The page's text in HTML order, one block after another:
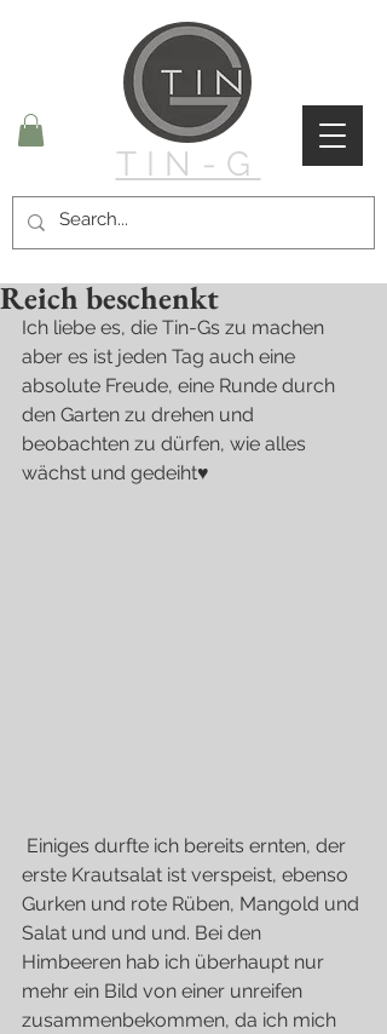
TIN-G
Reich beschenkt
Ich liebe es, die Tin-Gs zu machen
aber es ist jeden Tag auch eine
absolute Freude, eine Runde durch
den Garten zu drehen und
beobachten zu dürfen, wie alles
wächst und gedeiht♥
erste Krautsalat ist verspeist, ebenso
Gurken und rote Rüben, Mangold und
Salat und und und. Bei den
Himbeeren hab ich überhaupt nur
mehr ein Bild von einer unreifen
zusammenbekommen, da ich mich